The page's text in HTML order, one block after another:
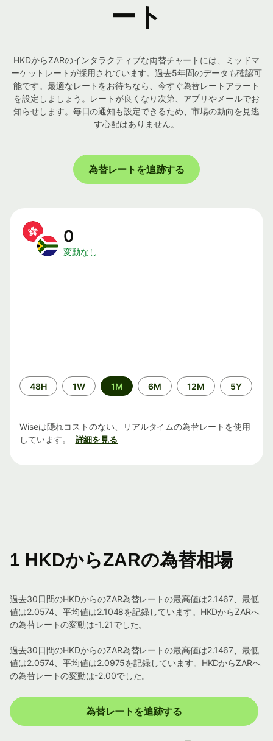
ート
HKDからZARのインタラクティブな両替チャートには、ミッドマ
ーケットレートが採用されています。過去5年間のデータも確認可
能です。最適なレートをお待ちなら、今すぐ為替レートアラート
を設定しましょう。レートが良くなり次第、アプリやメールでお
知らせします。毎日の通知も設定できるため、市場の動向を見逃
す心配はありません。
為替レートを追跡する
0
変動なし
期
間
48H 1W 1M 6M 12M 5Y
Wiseは隠れコストのない、リアルタイムの為替レートを使用
しています。
詳細を見る
1 HKDからZARの為替相場
過去30日間のHKDからのZAR為替レートの最高値は2.1467、最低
値は2.0574、平均値は2.1048を記録しています。HKDからZARへ
の為替レートの変動は-1.21でした。
過去30日間のHKDからのZAR為替レートの最高値は2.1467、最低
値は2.0574、平均値は2.0975を記録しています。HKDからZARへ
の為替レートの変動は-2.00でした。
為替レートを追跡する